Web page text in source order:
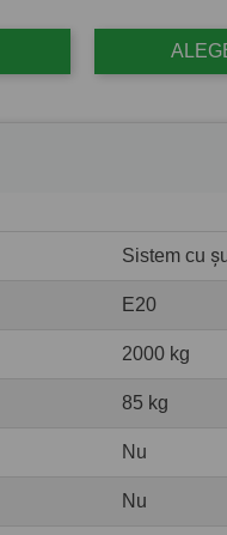
Sistem cu
E20
2000 kg
85 kg
Nu
Nu